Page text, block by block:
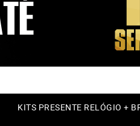
KITS PRESENTE RELÓGIO +